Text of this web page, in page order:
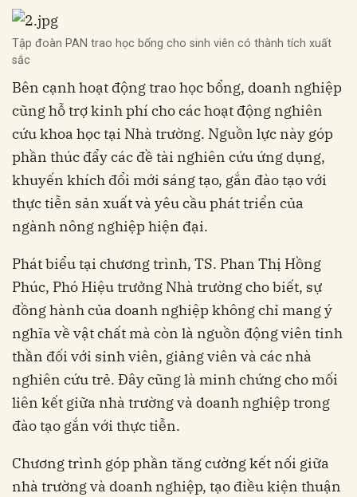
Tập đoàn PAN trao học bổng cho sinh viên có thành tích xuất
sắc
Bên cạnh hoạt động trao học bổng, doanh nghiệp
cũng hỗ trợ kinh phí cho các hoạt động nghiên
cứu khoa học tại Nhà trường. Nguồn lực này góp
phần thúc đẩy các đề tài nghiên cứu ứng dụng,
khuyến khích đổi mới sáng tạo, gắn đào tạo với
thực tiễn sản xuất và yêu cầu phát triển của
ngành nông nghiệp hiện đại.
Phát biểu tại chương trình, TS. Phan Thị Hồng
Phúc, Phó Hiệu trưởng Nhà trường cho biết, sự
đồng hành của doanh nghiệp không chỉ mang ý
nghĩa về vật chất mà còn là nguồn động viên tinh
thần đối với sinh viên, giảng viên và các nhà
nghiên cứu trẻ. Đây cũng là minh chứng cho mối
liên kết giữa nhà trường và doanh nghiệp trong
đào tạo gắn với thực tiễn.
Chương trình góp phần tăng cường kết nối giữa
nhà trường và doanh nghiệp, tạo điều kiện thuận